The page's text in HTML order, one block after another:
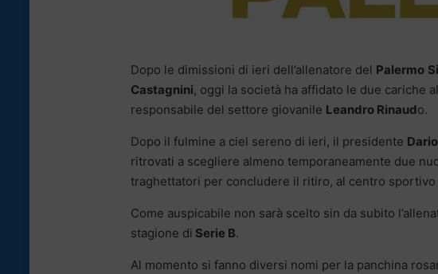
Dopo le dimissioni di ieri dell’allenatore del Palermo
Castagnini, oggi la società ha affidato le due cariche
responsabile del settore giovanile Leandro Rinaudo.
Dopo il fulmine a ciel sereno di ieri, il presidente
ritrovati a scegliere almeno temporaneamente due
traghettatori per concludere il ritiro, al centro sportivo
Come auspicabile non sarà scelto sin da subito
stagione di Serie B.
Al momento si fanno diversi nomi per la panchina